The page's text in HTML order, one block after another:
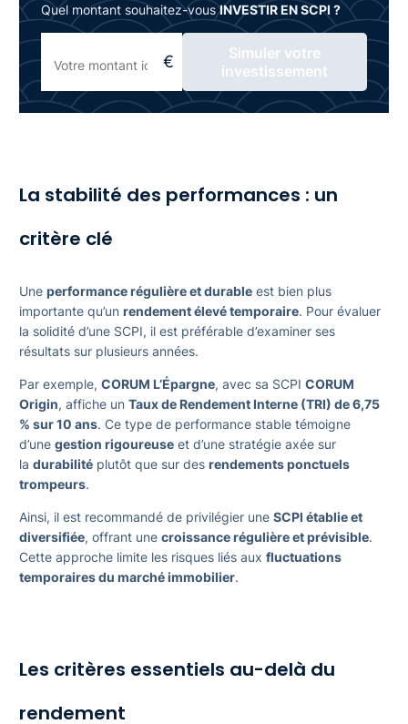
Quel montant souhaitez-vousINVESTIR EN SCPI ?
Simuler votre
investissement
La stabilité des performances : un
critère clé
Une performance régulière et durable est bien plus
importante qu’un rendement élevé temporaire. Pour évaluer
la solidité d’une SCPI, il est préférable d’examiner ses
résultats sur plusieurs années.
Par exemple, CORUM L’Épargne, avec sa SCPI CORUM
Origin, affiche un Taux de Rendement Interne (TRI) de 6,75
% sur 10 ans. Ce type de performance stable témoigne
d’une gestion rigoureuse et d’une stratégie axée sur
la durabilité plutôt que sur des rendements ponctuels
trompeurs.
Ainsi, il est recommandé de privilégier une SCPI établie et
diversifiée, offrant une croissance régulière et prévisible.
Cette approche limite les risques liés aux fluctuations
temporaires du marché immobilier.
Les critères essentiels au-delà du
rendement